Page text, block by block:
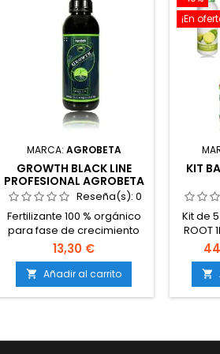
equilibrio microbiano
beneficioso.Compatible
con tierra, coco e
hidroponía.Puede usarse
en cultivos de interior y
exterior....
los
MARCA: AGROBETA
GROWTH BLACK LINE
PROFESIONAL AGROBETA
Reseña(s): 0
Fertilizante 100 % orgánico
para fase de crecimiento
vegetativo.Enriquecido con
ácidos húmicos y fúlvicos,
algas, aminoácidos,
vitaminas y
microelementos.Mejora el
crecimiento verde.Aumenta
13,30 €
 Añadir al carrito
¡En
KIT
Kit de
ROOT
PK
